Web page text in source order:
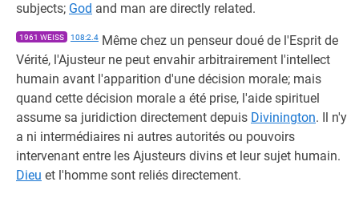
subjects; God and man are directly related.
1961 WEISS 108:2.4 Même chez un penseur doué de l'Esprit de
Vérité, l'Ajusteur ne peut envahir arbitrairement l'intellect
humain avant l'apparition d'une décision morale; mais
quand cette décision morale a été prise, l'aide spirituel
assume sa juridiction directement depuis Divinington. Il n'y
a ni intermédiaires ni autres autorités ou pouvoirs
intervenant entre les Ajusteurs divins et leur sujet humain.
Dieu et l'homme sont reliés directement.